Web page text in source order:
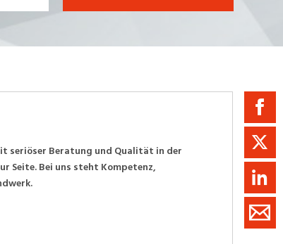
seriöser Bera­tung und Qualität in der
Seite. Bei uns steht Kompetenz,